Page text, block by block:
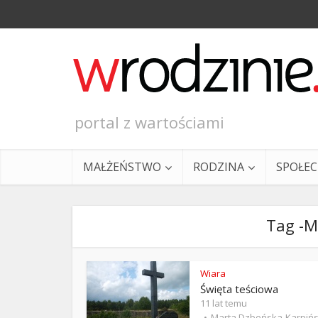
portal z wartościami
MAŁŻEŃSTWO RODZINA
Tag -
Wiara
Święta teściowa
11 lat temu